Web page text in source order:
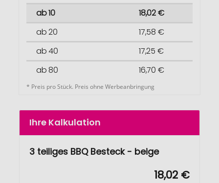
ab 10
18,02 €
ab 20
17,58 €
ab 40
17,25 €
ab 80
16,70 €
* Preis pro Stück. Preis ohne Werbeanbringung
Ihre Kalkulation
3 teiliges BBQ Besteck - beige
18,02 €